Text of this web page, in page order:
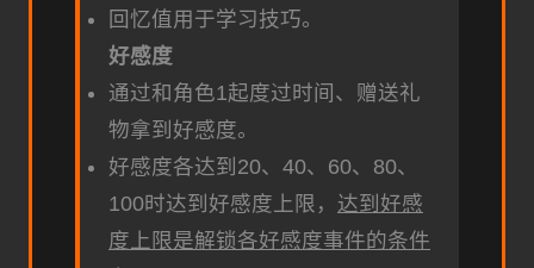
回忆值用于学习技巧。
好感度
通过和角色1起度过时间、赠送礼
物拿到好感度。
好感度各达到20、40、60、80、
100时达到好感度上限， 达到好感
度上限是解锁各好感度事件的条件